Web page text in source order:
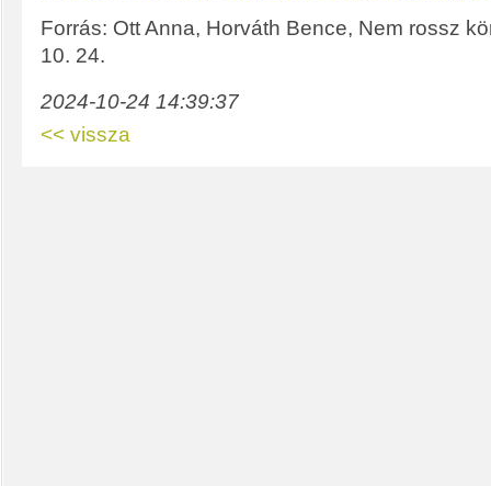
Forrás: Ott Anna, Horváth Bence, Nem rossz
10. 24.
2024-10-24 14:39:37
<< vissza